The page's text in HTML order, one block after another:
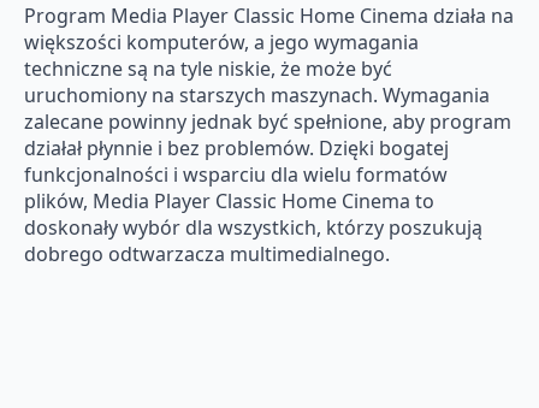
Program Media Player Classic Home Cinema działa na
większości komputerów, a jego wymagania
techniczne są na tyle niskie, że może być
uruchomiony na starszych maszynach. Wymagania
zalecane powinny jednak być spełnione, aby program
działał płynnie i bez problemów. Dzięki bogatej
funkcjonalności i wsparciu dla wielu formatów
plików, Media Player Classic Home Cinema to
doskonały wybór dla wszystkich, którzy poszukują
dobrego odtwarzacza multimedialnego.